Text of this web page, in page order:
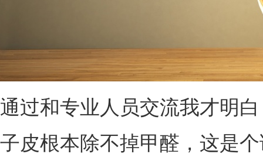
通过和专业人员交流我才明
子皮根本除不掉甲醛，这是